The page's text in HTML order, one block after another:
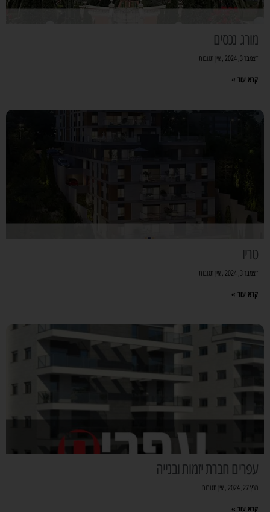
מורג נכסים
דצמבר 3, 2024 אין תגובות
קרא עוד »
טריו
דצמבר 3, 2024 אין תגובות
קרא עוד »
עפרים חברת יזמות ובנייה
מרץ 27, 2024 אין תגובות
קרא עוד »